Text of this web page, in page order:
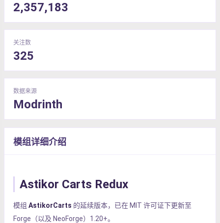
2,357,183
关注数
325
数据来源
Modrinth
模组详细介绍
Astikor Carts Redux
模组 AstikorCarts 的延续版本，已在 MIT 许可证下更新至
Forge（以及 NeoForge）1.20+。